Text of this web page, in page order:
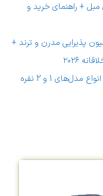
+ راهنمای خرید و
پذیرایی مدرن و ترند +
۲۰۲۶
مبل تختخواب شو | قیمت انواع مدل‌های 1 و 2 نفره